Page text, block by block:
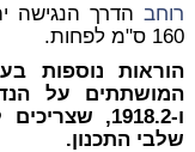
רוחבהדרך הנגישה יהיה
160 ס"מ לפחות.
הוראות נוספות
המושתתים על
ו-1918.2,
שלבי התכנון.